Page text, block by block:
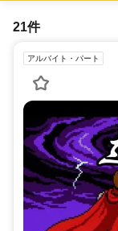
21件
アルバイト・パート